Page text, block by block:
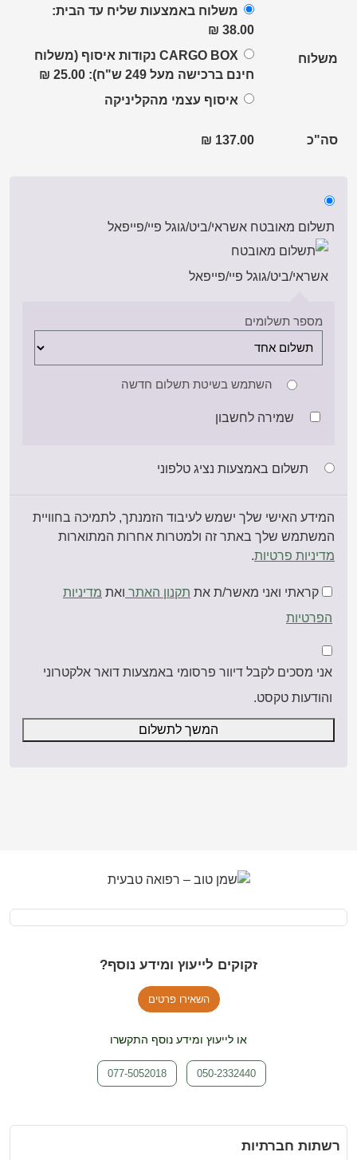
משלוח
משלוח באמצעות שליח עד הבית:
₪ 38.00
CARGO BOX נקודות איסוף (משלוח
חינם ברכישה מעל 249 ש"ח):
₪ 25.00
איסוף עצמי מהקליניקה
סה"כ ₪ 137.00
תשלום מאובטח אשראי/ביט/גוגל פיי/פייפאל
מספר תשלומים
השתמש בשיטת תשלום חדשה
שמירה לחשבון
תשלום באמצעות נציג טלפוני
המידע האישי שלך ישמש לעיבוד הזמנתך, לתמיכה בחוויית
המשתמש שלך באתר זה ולמטרות אחרות המתוארות
מדיניות פרטיות.
קראתי ואני מאשר/ת את תקנון האתר ואת מדיניות
הפרטיות
אני מסכים לקבל דיוור פרסומי באמצעות דואר אלקטרוני
והודעות טקסט.
המשך לתשלום
רשתות חברתיות
זקוקים לייעוץ ומידע נוסף?
השאירו פרטים
או לייעוץ ומידע נוסף התקשרו
050-2332440
077-5052018